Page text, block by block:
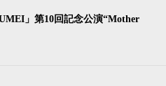
」第10回記念公演“Mother